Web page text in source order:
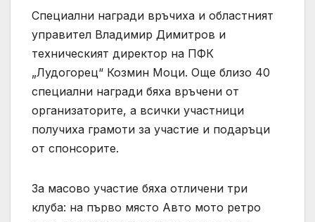
Специални награди връчиха и областният
управител Владимир Димитров и
техническият директор на ПФК
„Лудогорец“ Козмин Моци. Още близо 40
специални награди бяха връчени от
организаторите, а всички участници
получиха грамоти за участие и подаръци
от спонсорите.
За масово участие бяха отличени три
клуба: на първо място Авто мото ретро